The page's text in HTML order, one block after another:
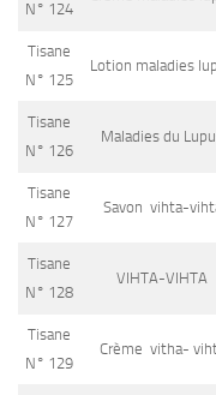
N° 124
Tisane
N° 125
Lotion maladies
Tisane
N° 126
Maladies du
Tisane
N° 127
Savon vihta-
Tisane
N° 128
VIHTA-VIHTA
Tisane
N° 129
Crème vitha-